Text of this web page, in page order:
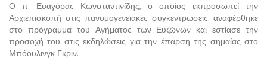
Ο π. Ευαγόρας Κωνσταντινίδης, ο οποίος εκπροσωπεί την
Αρχιεπισκοπή στις πανομογενειακές συγκεντρώσεις. αναφέρθηκε
στο πρόγραμμα του Αγήματος των Ευζώνων και εστίασε την
προσοχή του στις εκδηλώσεις για την έπαρση της σημαίας στο
Μπόουλινγκ Γκριν.